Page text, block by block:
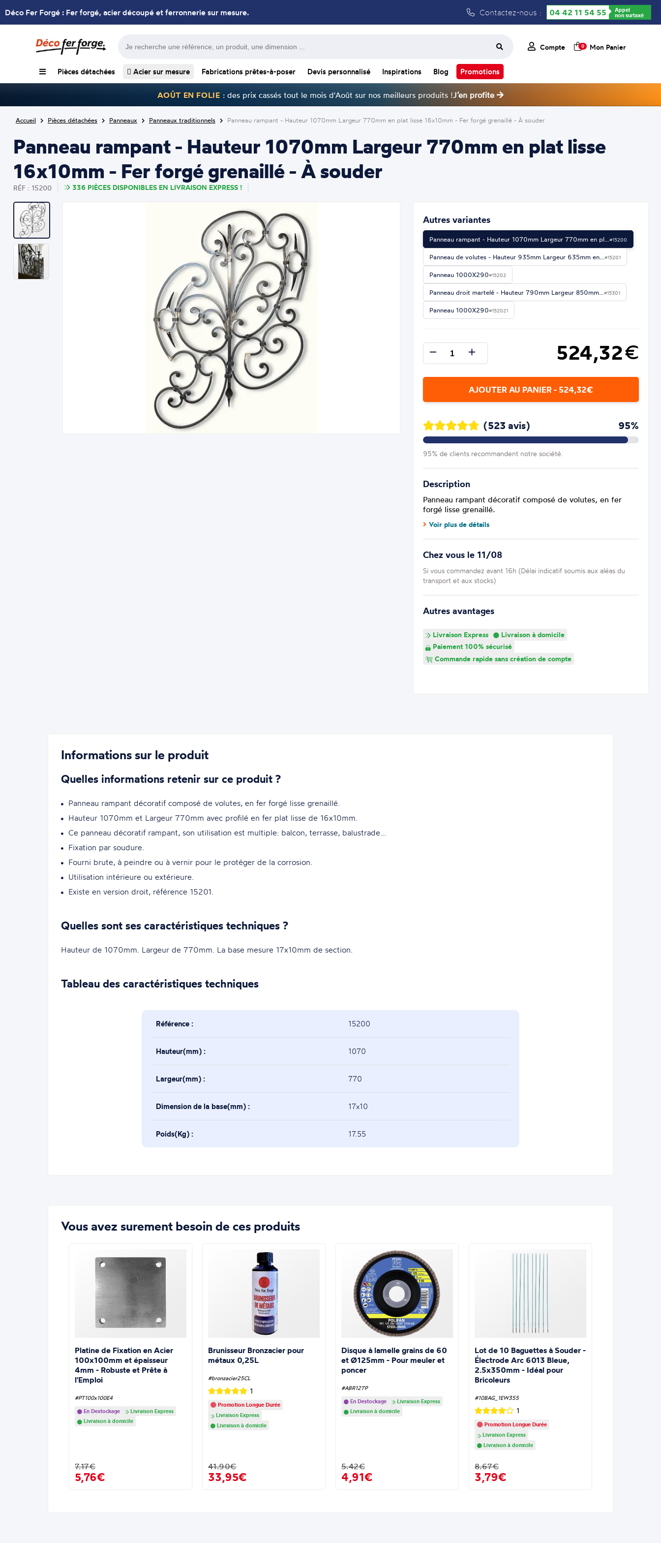
Déco Fer Forgé : Fer forgé, acier découpé et ferronnerie sur mesure. Contactez-nous : 04 42 11 54 55 Appel
non surtaxé
Compte 0 Mon Panier
Pièces détachées Acier sur mesure Fabrications prêtes-à-poser Devis personnalisé Inspirations Blog Promotions
AOÛT EN FOLIE : des prix cassés tout le mois d'Août sur nos meilleurs produits !J’en profite
Accueil Pièces détachées Panneaux Panneaux traditionnels Panneau rampant - Hauteur 1070mm Largeur 770mm en plat lisse 16x10mm - Fer forgé grenaillé - À souder
Panneau rampant - Hauteur 1070mm Largeur 770mm en plat lisse
16x10mm - Fer forgé grenaillé - À souder
RÉF : 15200 336 PIÈCES DISPONIBLES EN LIVRAISON EXPRESS !
Autres variantes
Panneau rampant - Hauteur 1070mm Largeur 770mm en pl… #15200
Panneau de volutes - Hauteur 935mm Largeur 635mm en… #15201
Panneau 1000X290#15202
Panneau droit martelé - Hauteur 790mm Largeur 850mm… #15301
Panneau 1000X290#152021
524,32€
AJOUTER AU PANIER - 524,32€
(523 avis) 95%
95% de clients recommandent notre société.
Description
Panneau rampant décoratif composé de volutes, en fer
forgé lisse grenaillé.
Voir plus de détails
Chez vous le 11/08
Si vous commandez avant 16h (Délai indicatif soumis aux aléas du
transport et aux stocks)
Autres avantages
Livraison Express
Livraison à domicile
Paiement 100% sécurisé
Commande rapide sans création de compte
Informations sur le produit
Quelles informations retenir sur ce produit ?
Panneau rampant décoratif composé de volutes, en fer forgé lisse grenaillé.
Hauteur 1070mm et Largeur 770mm avec profilé en fer plat lisse de 16x10mm.
Ce panneau décoratif rampant, son utilisation est multiple: balcon, terrasse, balustrade...
Fixation par soudure.
Fourni brute, à peindre ou à vernir pour le protéger de la corrosion.
Utilisation intérieure ou extérieure.
Existe en version droit, référence 15201.
Quelles sont ses caractéristiques techniques ?
Hauteur de 1070mm. Largeur de 770mm. La base mesure 17x10mm de section.
Tableau des caractéristiques techniques
Référence : 15200
Hauteur(mm) : 1070
Largeur(mm) : 770
Dimension de la base(mm) : 17x10
Poids(Kg) : 17.55
Vous avez surement besoin de ces produits
Platine de Fixation en Acier
100x100mm et épaisseur
4mm - Robuste et Prête à
l'Emploi
#PT100x100E4
En Destockage
Livraison Express
Livraison à domicile
7.17€
5,76€
Brunisseur Bronzacier pour
métaux 0,25L
#bronzacier25CL
1
Promotion Longue Durée
Livraison Express
Livraison à domicile
41.90€
33,95€
Disque à lamelle grains de 60
et Ø125mm - Pour meuler et
poncer
#ABR127P
En Destockage
Livraison Express
Livraison à domicile
5.42€
4,91€
Lot de 10 Baguettes à Souder -
Électrode Arc 6013 Bleue,
2.5x350mm - Idéal pour
Bricoleurs
#10BAG_1EW355
1
Promotion Longue Durée
Livraison Express
Livraison à domicile
8.67€
3,79€